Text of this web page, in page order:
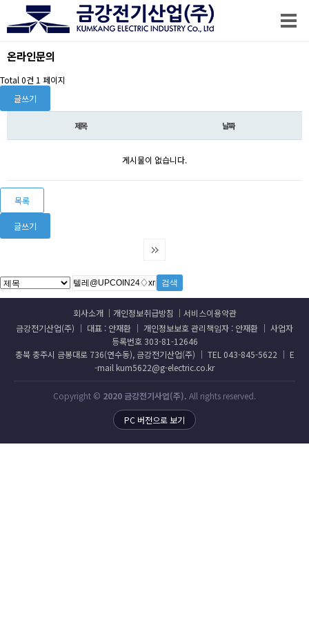
온라인문의
Total 0건 1 페이지
글쓰기
제목 날짜
게시물이 없습니다.
목록
글쓰기
회사소개 개인정보취급방침
서비스이용약관
금강전기산업(주) │ 대표 : 안재환 │ 개인정보보호 관리책임자 : 안재환 │ 사업자
등록번호 303-81-12646
충북 충주시 금봉대로 736(연수동), 금강전기산업(주) │ TEL 043-845-5622 │ E
-mail kum5622@g-electric.co.kr
Copyright © 2020 금강전기사업(주). All rights reserved.
PC 버전으로 보기